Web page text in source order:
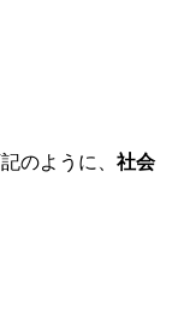
のように、 社会